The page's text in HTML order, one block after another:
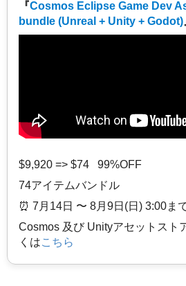
『Cosmos Eclipse Game Dev
bundle (Unreal + Unity + Godot)
$9,920 => $74 99%OFF
74アイテムバンドル
⏰️ 7月14日 〜 8月9日(日) 3:00ま
Cosmos 及び Unityアセットスト
くはこちら